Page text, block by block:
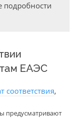
подробности
ЕАЭС
соответствия,
предусматривают